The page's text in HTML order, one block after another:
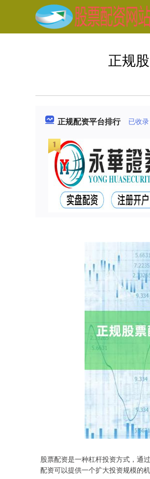
正规
正规配资平台排行 已收录
股票配资是一种杠杆投资方式，通
配资可以提供一个扩大投资规模的机